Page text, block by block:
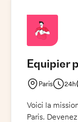
Equipier
Paris 24h
Voici la
Paris.